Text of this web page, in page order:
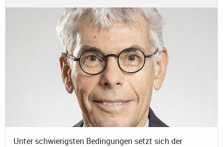
Unter schwierigsten Bedingungen setzt sich der